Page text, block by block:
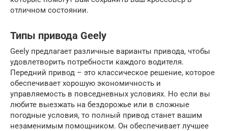
отличном состоянии.
Типы привода Geely
Geely предлагает различные варианты привода, чтобы
удовлетворить потребности каждого водителя.
Передний привод – это классическое решение, которое
обеспечивает хорошую экономичность и
управляемость в повседневных условиях. Но если вы
любите выезжать на бездорожье или в сложные
погодные условия, то полный привод станет вашим
незаменимым помощником. Он обеспечивает лучшее